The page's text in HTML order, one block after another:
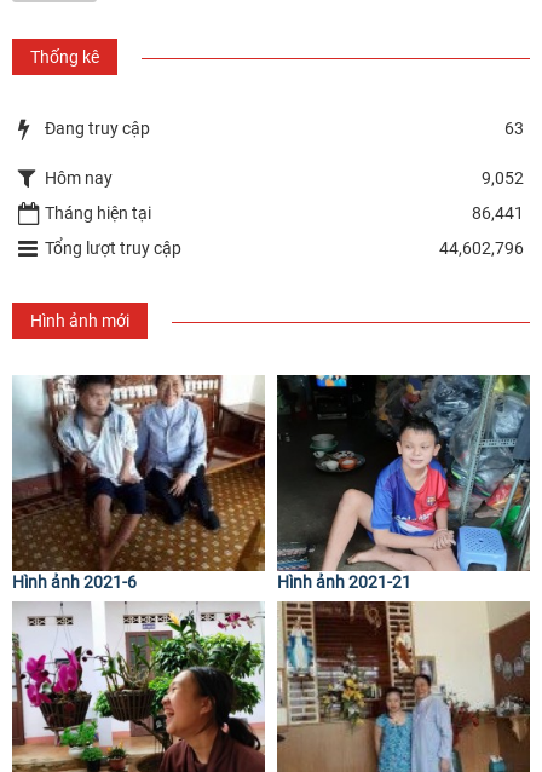
Thống kê
Đang truy cập 63
Hôm nay
9,052
Tháng hiện tại
86,441
Tổng lượt truy cập
44,602,796
Hình ảnh mới
Hình ảnh 2021-6 Hình ảnh 2021-21